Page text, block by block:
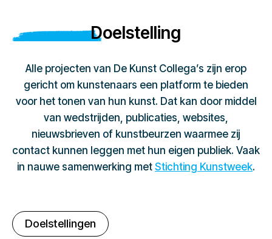
Doelstelling
Alle projecten van De Kunst Collega’s zijn erop
gericht om kunstenaars een platform te bieden
voor het tonen van hun kunst. Dat kan door middel
van wedstrijden, publicaties, websites,
nieuwsbrieven of kunstbeurzen waarmee zij
contact kunnen leggen met hun eigen publiek. Vaak
in nauwe samenwerking met Stichting Kunstweek.
Doelstellingen